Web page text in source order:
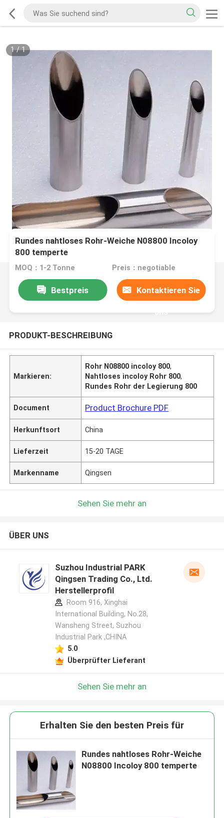
1/1
Rundes nahtloses Rohr-Weiche N08800 Incoloy
800 temperte
MOQ：1-2 Tonne Preis：negotiable
Bestpreis Kontaktieren Sie
uns
PRODUKT-BESCHREIBUNG
Markieren:
Rohr N08800 incoloy 800,
Nahtloses incoloy Rohr 800,
Rundes Rohr der Legierung 800
Document Product Brochure PDF
Herkunftsort China
Lieferzeit 15-20 TAGE
Markenname Qingsen
Sehen Sie mehr an
ÜBER UNS
Suzhou Industrial PARK
Qingsen Trading Co., Ltd.
Herstellerprofil
Room 916, Xinghai
International Building, No.28,
Wansheng Street, Suzhou
Industrial Park ,CHINA
5.0
Überprüfter Lieferant
Sehen Sie mehr an
Erhalten Sie den besten Preis für
Rundes nahtloses Rohr-Weiche
N08800 Incoloy 800 temperte